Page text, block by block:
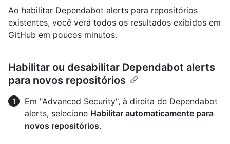
Ao habilitar Dependabot alerts para repositórios
existentes, você verá todos os resultados exibidos em
GitHub em poucos minutos.
Habilitar ou desabilitar Dependabot alerts
para novos repositórios
Em "Advanced Security", à direita de Dependabot
alerts, selecione Habilitar automaticamente para
novos repositórios.